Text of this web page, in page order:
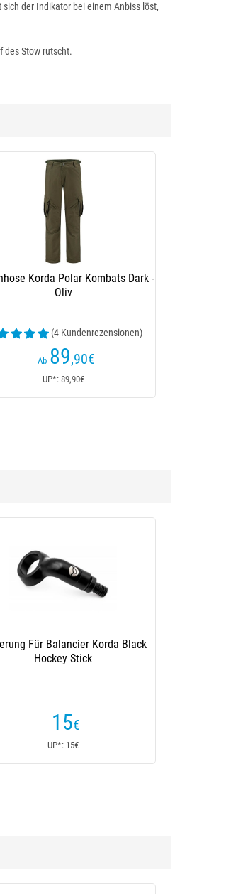
der Indikator bei einem Anbiss löst,
des Stow rutscht.
Korda Polar Kombats Dark -
Oliv
(4 Kundenrezensionen)
Ab 89,90€
UP*: 89,90€
Fox Black Label Dinky Bobbins
Ab 15
UP*: 17€